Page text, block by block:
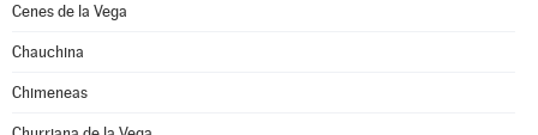
Cenes de la Vega
Chauchina
Chimeneas